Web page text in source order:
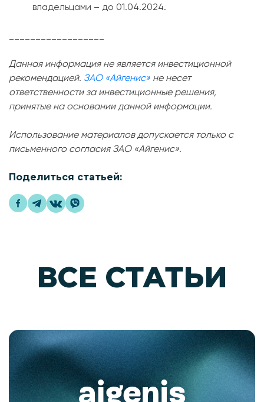
владельцами – до 01.04.2024.
Данная информация не является инвестиционной
рекомендацией. ЗАО «Айгенис» не несет
ответственности за инвестиционные решения,
принятые на основании данной информации.
Использование материалов допускается только с
письменного согласия ЗАО «Айгенис».
Поделиться статьей:
ВСЕ СТАТЬИ